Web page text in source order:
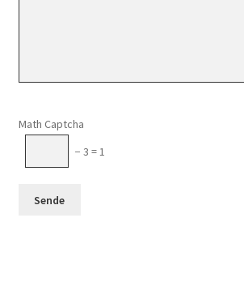
Math Captcha
− 3 = 1